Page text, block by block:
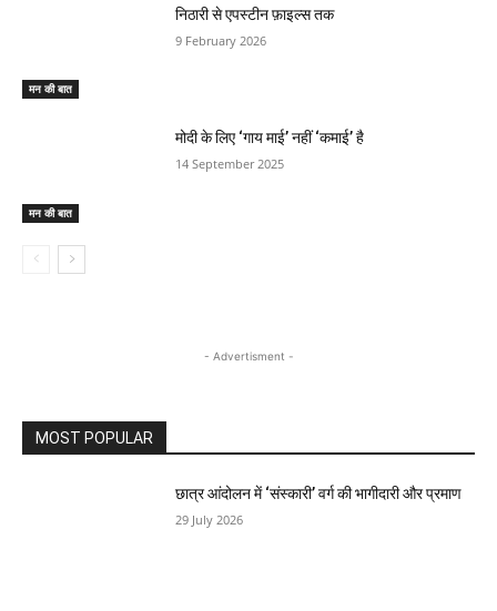
मन की बात
निठारी से एपस्टीन फ़ाइल्स तक
9 February 2026
मन की बात
मोदी के लिए ‘गाय माई’ नहीं ‘कमाई’ है
14 September 2025
- Advertisment -
MOST POPULAR
छात्र आंदोलन में ‘संस्कारी’ वर्ग की भागीदारी और प्रमाण
29 July 2026